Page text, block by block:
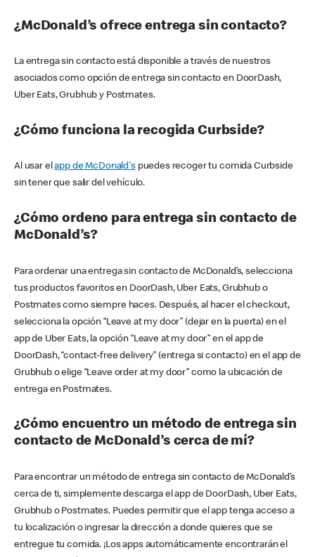
¿McDonald’s ofrece entrega sin contacto?
La entrega sin contacto está disponible a través de nuestros
asociados como opción de entrega sin contacto en DoorDash,
Uber Eats, Grubhub y Postmates.
¿Cómo funciona la recogida Curbside?
Al usar elapp de McDonald'spuedes recoger tu comida Curbside
sin tener que salir del vehículo.
¿Cómo ordeno para entrega sin contacto de
McDonald’s?
Para ordenar una entrega sin contacto de McDonald’s, selecciona
tus productos favoritos en DoorDash, Uber Eats, Grubhub o
Postmates como siempre haces. Después, al hacer el checkout,
selecciona la opción “Leave at my door” (dejar en la puerta) en el
app de Uber Eats, la opción “Leave at my door” en el app de
DoorDash, “contact-free delivery” (entrega si contacto) en el app de
Grubhub o elige “Leave order at my door” como la ubicación de
entrega en Postmates.
¿Cómo encuentro un método de entrega sin
contacto de McDonald’s cerca de mí?
Para encontrar un método de entrega sin contacto de McDonald’s
cerca de ti, simplemente descarga el app de DoorDash, Uber Eats,
Grubhub o Postmates. Puedes permitir que el app tenga acceso a
tu localización o ingresar la dirección a donde quieres que se
entregue tu comida. ¡Los apps automáticamente encontrarán el